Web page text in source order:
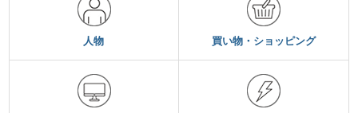
人物 買い物・ショッピング